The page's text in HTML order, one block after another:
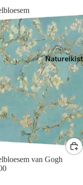
van Gogh